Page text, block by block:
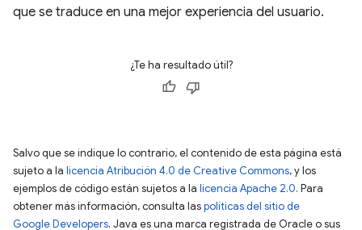
que se traduce en una mejor experiencia del usuario.
¿Te ha resultado útil?
Salvo que se indique lo contrario, el contenido de esta página está
sujeto a la licencia Atribución 4.0 de Creative Commons, y los
ejemplos de código están sujetos a la licencia Apache 2.0. Para
obtener más información, consulta laspolíticas del sitio de
Google Developers. Java es una marca registrada de Oracle o sus